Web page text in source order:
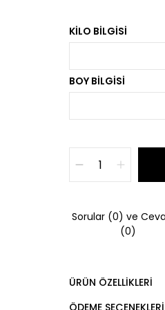
KILO BILGISI
BOY BILGISI
Sorular (0) ve
(0)
ÜRÜN ÖZELLIKLERI
ÖDEME SEÇENEKLERI